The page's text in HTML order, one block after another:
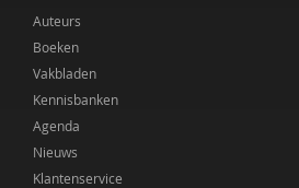
Auteurs
Boeken
Vakbladen
Kennisbanken
Agenda
Nieuws
Klantenservice